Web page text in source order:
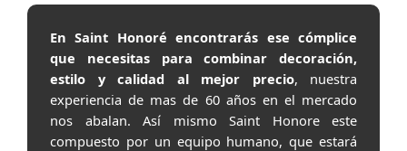
En Saint Honoré encontrarás ese cómplice
que necesitas para combinar decoración,
estilo y calidad al mejor precio, nuestra
experiencia de mas de 60 años en el mercado
nos abalan. Así mismo Saint Honore este
compuesto por un equipo humano, que estará